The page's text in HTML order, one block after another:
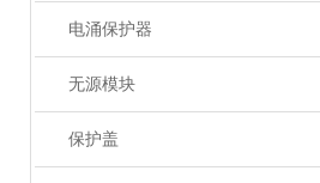
电涌保护器
无源模块
保护盖